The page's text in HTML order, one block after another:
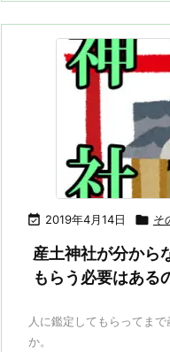
 2019年4月14日  そ
産土神社が分から
もらう必要はある
人に鑑定してもらってま
か。